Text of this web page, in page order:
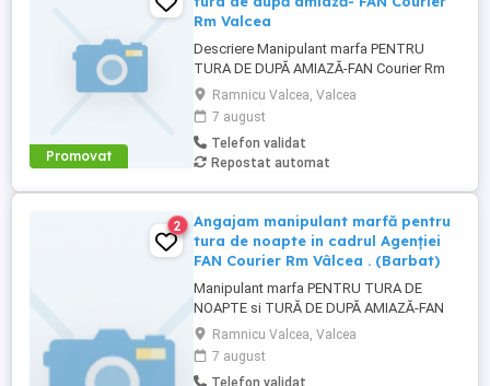
Promovat
Rm Valcea
Descriere Manipulant marfa PENTRU
TURA DE DUPĂ AMIAZĂ-FAN Courier Rm
Valcea Candidatul ideal Persoana
serioasa, constiincioasa, de incredere
Rezistenta la munca fizica presupusa de
manipularea marfii din depozit,
descarcare incarcare Studii: minim 12
Ramnicu Valcea, Valcea
7 august
Telefon validat
Repostat automat
2
Angajam manipulant marfă pentru
tura de noapte in cadrul Agenției
FAN Courier Rm Vâlcea . (Barbat)
Manipulant marfa PENTRU TURA DE
NOAPTE si TURĂ DE DUPĂ AMIAZĂ-FAN
Courier Rm Valcea Candidatul ideal
Persoana serioasa, constiincioasa, de
incredere Rezistenta la munca fizica
Ramnicu Valcea, Valcea
7 august
Telefon validat